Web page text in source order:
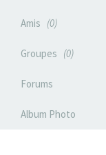
Amis 0
Groupes 0
Forums
Album Photo